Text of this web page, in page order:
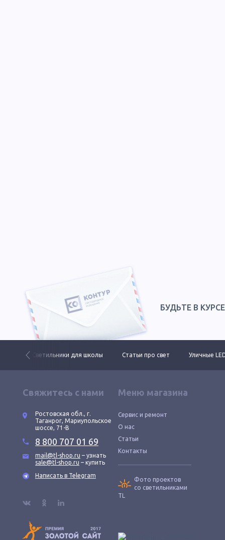
БУДЬТЕ В
Светильники для школы Статьи про свет Уличные
Свяжитесь с нами
Ростовская обл., г.
Таганрог, Мариупольское
шоссе, 71-В
8 800 707 01 69
mail@tl-shop.ru – узнать
sale@tl-shop.ru – купить
Написать в Telegram
Меню магазина
Сервис и ремонт
О нас
Статьи
Контакты
Фото проектов
со светильниками
TL